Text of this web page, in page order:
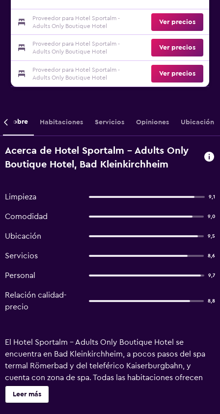
Proveedor para Hotel Sportalm -
Adults Only Boutique Hotel
Ver precios
Proveedor para Hotel Sportalm -
Adults Only Boutique Hotel
Ver precios
Proveedor para Hotel Sportalm -
Adults Only Boutique Hotel
Ver precios
Sobre Habitaciones Servicios Opiniones Ubicación
Acerca de Hotel Sportalm - Adults Only
Boutique Hotel, Bad Kleinkirchheim
Limpieza 9,1
Comodidad 9,0
Ubicación 9,5
Servicios 8,6
Personal 9,7
Relación calidad-
precio
8,8
El Hotel Sportalm - Adults Only Boutique Hotel se
encuentra en Bad Kleinkirchheim, a pocos pasos del spa
termal Römerbad y del teleférico Kaiserburgbahn, y
cuenta con zona de spa. Todas las habitaciones ofrecen
vistas a las montañas Nockberge. Hay WiFi gratuita. Las
amplias habitaciones del Hotel Sportalm - Adults Only
Leer más